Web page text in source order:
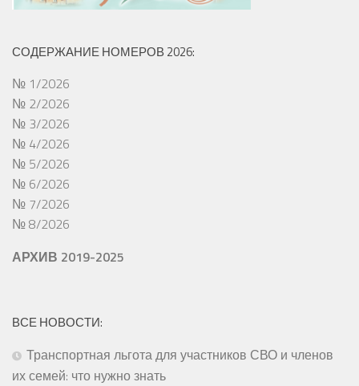
СОДЕРЖАНИЕ НОМЕРОВ 2026:
№ 1/2026
№ 2/2026
№ 3/2026
№ 4/2026
№ 5/2026
№ 6/2026
№ 7/2026
№ 8/2026
АРХИВ 2019-2025
ВСЕ НОВОСТИ:
Транспортная льгота для участников СВО и членов
их семей: что нужно знать